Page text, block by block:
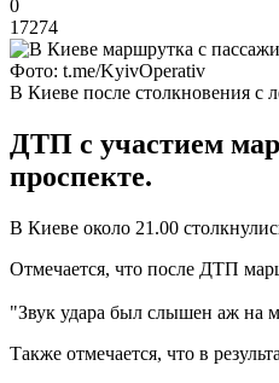
0
17274
Фото: t.me/KyivOperativ
В Киеве после столкновения с
ДТП с участием
проспекте.
В Киеве около 21.00
Отмечается, что после ДТП
"Звук удара был слышен аж на
Также отмечается, что в